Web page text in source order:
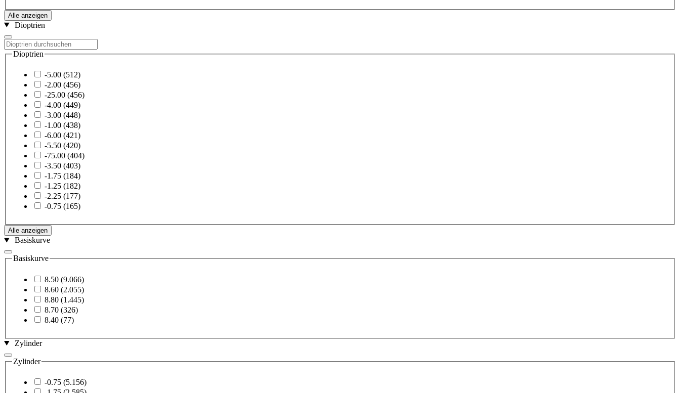
Alle anzeigen
Dioptrien
Dioptrien
-5.00 (512)
-2.00 (456)
-25.00 (456)
-4.00 (449)
-3.00 (448)
-1.00 (438)
-6.00 (421)
-5.50 (420)
-75.00 (404)
-3.50 (403)
-1.75 (184)
-1.25 (182)
-2.25 (177)
-0.75 (165)
Alle anzeigen
Basiskurve
Basiskurve
8.50 (9.066)
8.60 (2.055)
8.80 (1.445)
8.70 (326)
8.40 (77)
Zylinder
Zylinder
-0.75 (5.156)